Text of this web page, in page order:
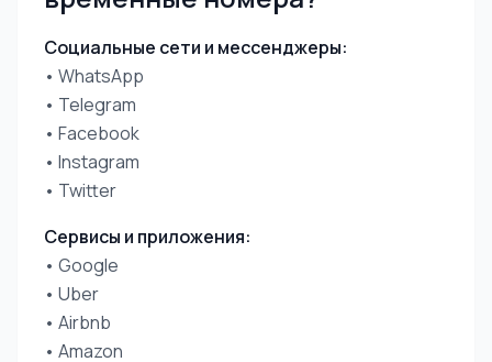
Социальные сети и мессенджеры:
• WhatsApp
• Telegram
• Facebook
• Instagram
• Twitter
Сервисы и приложения:
• Google
• Uber
• Airbnb
• Amazon